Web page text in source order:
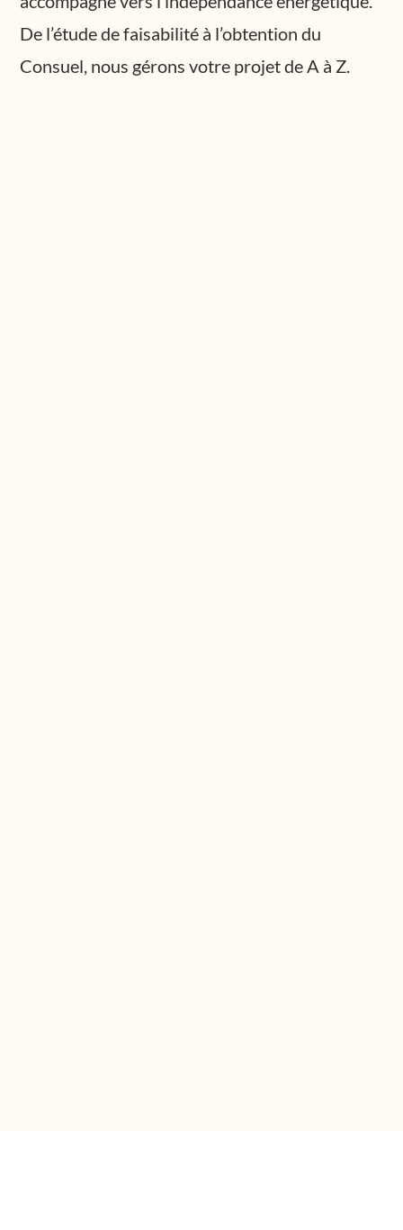
De l’étude de faisabilité à l’obtention du
Consuel, nous gérons votre projet de A à Z.